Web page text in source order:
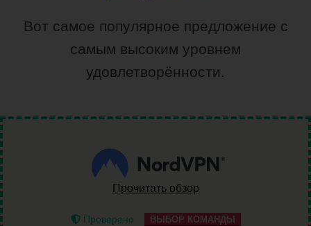
Вот самое популярное предложение с
самым высоким уровнем
удовлетворённости.
Прочитать обзор
Проверено ВЫБОР КОМАНДЫ